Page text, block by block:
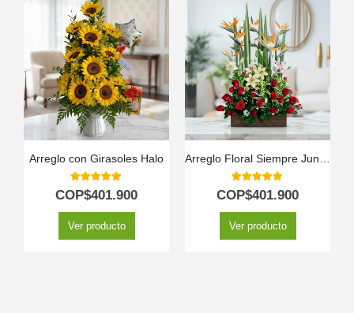
Arreglo con Girasoles Halo
5.00out of 5
COP$401.900
Ver producto
5.00out of 5
COP$401.900
Ver producto